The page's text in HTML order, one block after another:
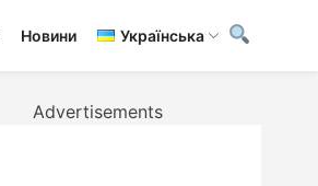
Новини Українська
Advertisements